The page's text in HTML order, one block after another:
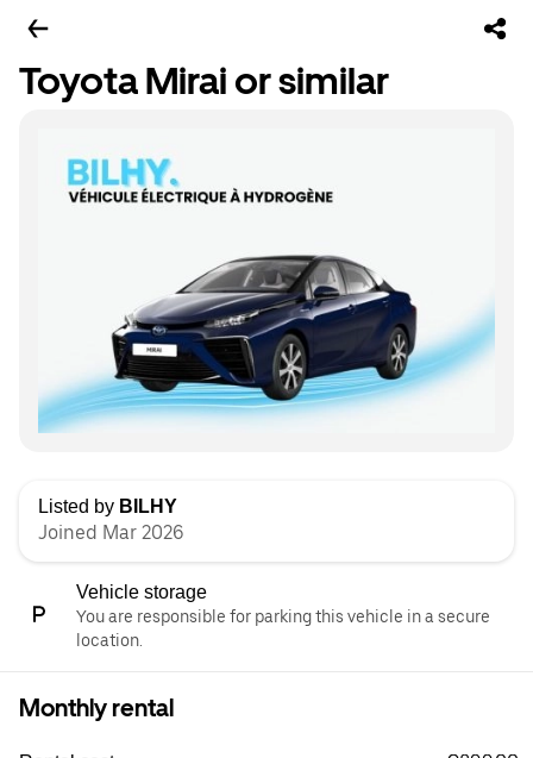
Toyota Mirai or similar
Listed by BILHY
Joined Mar 2026
Vehicle storage
You are responsible for parking this vehicle in a secure
location.
Monthly rental